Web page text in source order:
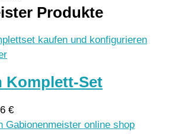
Produkte
Komplett-Set
€